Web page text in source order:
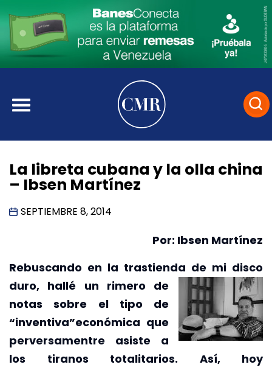
La libreta cubana y la olla china
– Ibsen Martínez
SEPTIEMBRE 8, 2014
Por: Ibsen Martínez
Rebuscando en la trastienda de mi disco
duro, hallé un rimero de
notas sobre el tipo de
“inventiva”económica que
perversamentre asiste a
los tiranos totalitarios. Así, hoy